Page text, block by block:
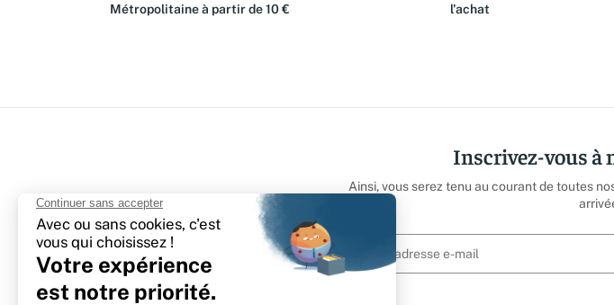
Métropolitaine à partir de 10 €
l'achat
Inscrivez-vous à
Ainsi, vous serez tenu au courant de toutes